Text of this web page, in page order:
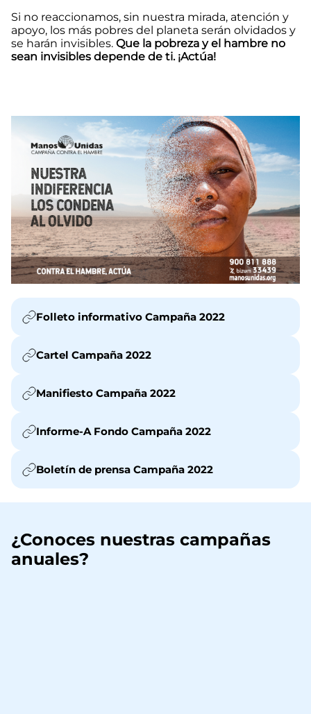
Si no reaccionamos, sin nuestra mirada, atención y
apoyo, los más pobres del planeta serán olvidados y
se harán invisibles. Que la pobreza y el hambre no
sean invisibles depende de ti. ¡Actúa!
Folleto informativo Campaña 2022
Cartel Campaña 2022
Manifiesto Campaña 2022
Informe-A Fondo Campaña 2022
Boletín de prensa Campaña 2022
¿Conoces nuestras campañas
anuales?